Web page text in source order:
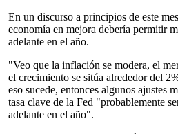
En un discurso a principios de este
economía en mejora debería permitir
adelante en el año.
"Veo que la inflación se modera, el
el crecimiento se sitúa alrededor del
eso sucede, entonces algunos ajustes
tasa clave de la Fed "probablemente
adelante en el año".